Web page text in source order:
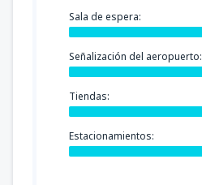
Sala de espera:
Señalización del aeropuerto:
Tiendas:
Estacionamientos: